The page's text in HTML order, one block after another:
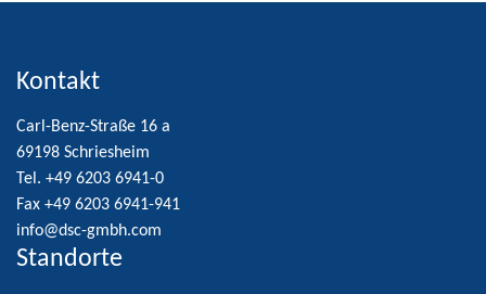
Kontakt
Carl-Benz-Straße 16 a
69198 Schriesheim
Tel. +49 6203 6941-0
Fax +49 6203 6941-941
info@dsc-gmbh.com
Standorte